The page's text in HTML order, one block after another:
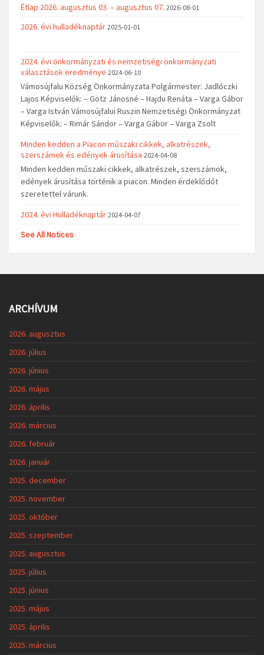
Étlap 2026. augusztus 03. – augusztus 07. 2026-08-01
2026. évi hulladéknaptár 2025-01-01
2024. évi önkormányzati és nemzetiségi önkormányzati
választások eredménye 2024-06-10
Vámosújfalu Község Önkormányzata Polgármester: Jadlóczki
Lajos Képviselők: – Götz Jánosné – Hajdu Renáta – Varga Gábor
– Varga István Vámosújfalui Ruszin Nemzetiségi Önkormányzat
Képviselők: – Rimár Sándor – Varga Gábor – Varga Zsolt
Minden kedden a Piacon műszaki cikkek, alkatrészek,
szerszámok és edények árusítása 2024-04-08
Minden kedden műszaki cikkek, alkatrészek, szerszámok,
edények árusítása történik a piacon. Minden érdeklődőt
szeretettel várunk.
2024. évi Hulladéknaptár 2024-04-07
See All Notices
ARCHÍVUM
2026. augusztus
2026. július
2026. június
2026. május
2026. április
2026. március
2026. február
2026. január
2025. december
2025. november
2025. október
2025. szeptember
2025. augusztus
2025. július
2025. június
2025. május
2025. április
2025. március